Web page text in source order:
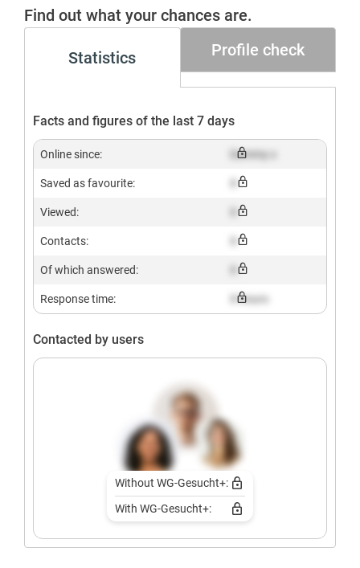
Find out what your chances are.
Statistics Profile check
Facts and figures of the last 7 days
Online since: Dummy x
Saved as favourite:
Viewed:
Contacts:
Of which answered:
Response time: X hours
Contacted by users
Without WG-Gesucht+:
With WG-Gesucht+: